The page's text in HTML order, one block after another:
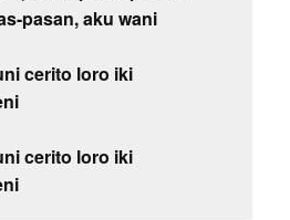
pasan, aku wani
cerito loro iki
cerito loro iki